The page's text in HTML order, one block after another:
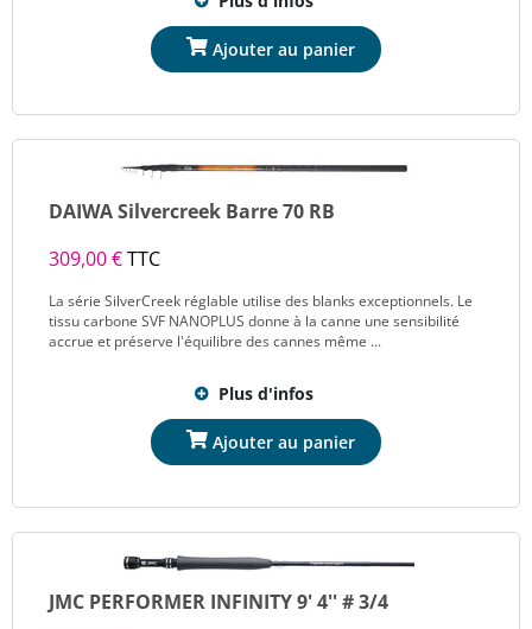
DAIWA Silvercreek Barre 70 RB
309,00 €TTC
La série SilverCreek réglable utilise des blanks exceptionnels. Le
tissu carbone SVF NANOPLUS donne à la canne une sensibilité
accrue et préserve l'équilibre des cannes même ...
Plus d'infos
JMC PERFORMER INFINITY 9' 4'' # 3/4